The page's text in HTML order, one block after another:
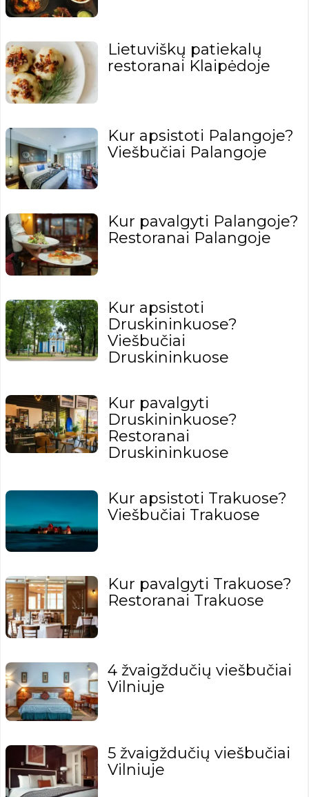
Lietuviškų patiekalų
restoranai Klaipėdoje
Kur apsistoti Palangoje?
Viešbučiai Palangoje
Kur pavalgyti Palangoje?
Restoranai Palangoje
Kur apsistoti
Druskininkuose?
Viešbučiai
Druskininkuose
Kur pavalgyti
Druskininkuose?
Restoranai
Druskininkuose
Kur apsistoti Trakuose?
Viešbučiai Trakuose
Kur pavalgyti Trakuose?
Restoranai Trakuose
4 žvaigždučių viešbučiai
Vilniuje
5 žvaigždučių viešbučiai
Vilniuje